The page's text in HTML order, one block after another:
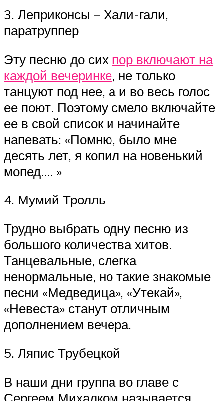
3. Леприконсы – Хали-гали,
паратруппер
Эту песню до сих пор включают на
каждой вечеринке, не только
танцуют под нее, а и во весь голос
ее поют. Поэтому смело включайте
ее в свой список и начинайте
напевать: «Помню, было мне
десять лет, я копил на новенький
мопед…. »
4. Мумий Тролль
Трудно выбрать одну песню из
большого количества хитов.
Танцевальные, слегка
ненормальные, но такие знакомые
песни «Медведица», «Утекай»,
«Невеста» станут отличным
дополнением вечера.
5. Ляпис Трубецкой
В наши дни группа во главе с
Сергеем Михалком называется